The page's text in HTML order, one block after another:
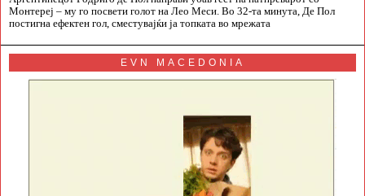
Монтереј – му го посвети голот на Лео Меси. Во 32-та минута, Де Пол
постигна ефектен гол, сместувајќи ја топката во мрежата
EVN MACEDONIA